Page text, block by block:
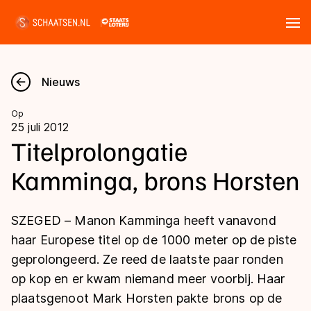
Nieuws
Kalender
Disciplines
Langebaan
Shorttrack
Inlineskaten
Uitslagen
Langebaan
Shorttrack
Marathon
Tijden & historie
Ranglijsten Langebaan
Nieuws
Op
25 juli 2012
Titelprolongatie
Kamminga, brons Horsten
SZEGED – Manon Kamminga heeft vanavond
haar Europese titel op de 1000 meter op de piste
geprolongeerd. Ze reed de laatste paar ronden
op kop en er kwam niemand meer voorbij. Haar
plaatsgenoot Mark Horsten pakte brons op de